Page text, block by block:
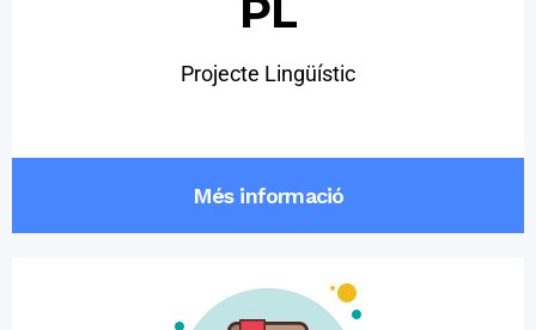
PL
Projecte Lingüístic
Més informació